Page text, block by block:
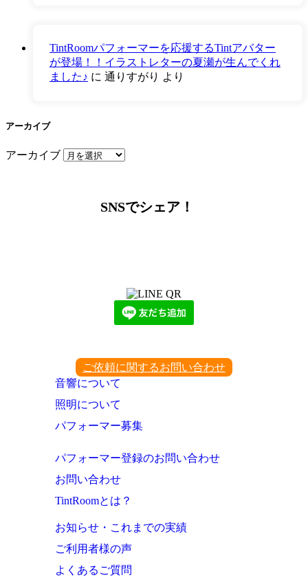
TintRoomパフォーマーを応援するTintアバター
が登場！！イラストレターの夏瀬が生んでくれ
ました♪ に 通りすがり より
アーカイブ
アーカイブ
SNSでシェア！
ご依頼に関するお問い合わせ
音響について
照明について
パフォーマー募集
パフォーマー登録のお問い合わせ
お問い合わせ
TintRoomとは？
お知らせ・これまでの実績
ご利用者様の声
よくあるご質問